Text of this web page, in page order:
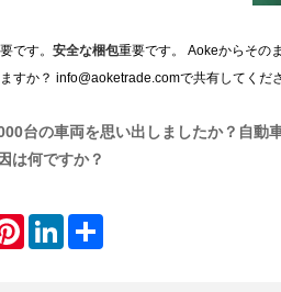
です。 安全な梱包重要です。 Aokeからその
すか？ info@aoketrade.comで共有してくだ
台の車両を思い出しましたか？自動
は何ですか？
PinterestLinkedIn